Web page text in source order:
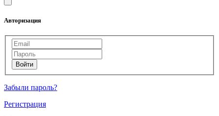
Авторизация
Забыли пароль?
Регистрация